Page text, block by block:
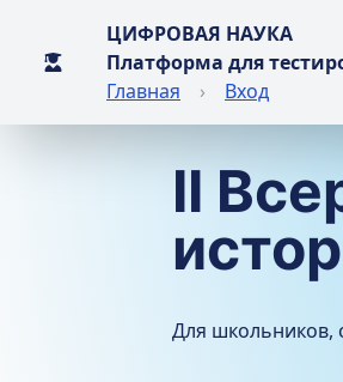
ЦИФРОВАЯ НАУКА
Платформа для
Главная
› Вход
II
Для школьников,